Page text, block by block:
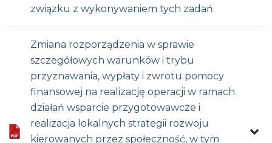
związku z wykonywaniem tych zadań
Zmiana rozporządzenia w sprawie
szczegółowych warunków i trybu
przyznawania, wypłaty i zwrotu pomocy
finansowej na realizację operacji w ramach
działań wsparcie przygotowawcze i
realizacja lokalnych strategii rozwoju
kierowanych przez społeczność, w tym